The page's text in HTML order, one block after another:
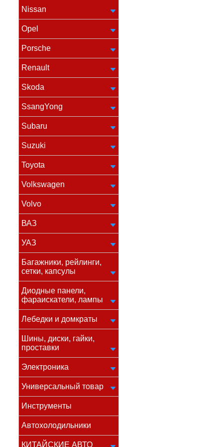
Nissan
Opel
Porsche
Renault
Skoda
SsangYong
Subaru
Suzuki
Toyota
Volkswagen
Volvo
ВАЗ
УАЗ
Багажники, рейлинги,
сетки, капсулы
Диодные панели,
фараискатели, лампы
Лебедки и домкраты
Шины, диски, гайки,
проставки
Электроника
Универсальный товар
Инструменты
Автохолодильники
КИТАЙСКИЕ АВТО